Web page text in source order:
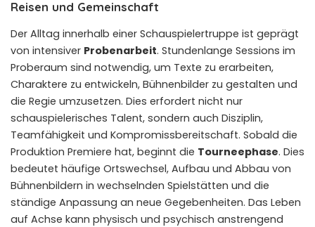
Reisen und Gemeinschaft
Der Alltag innerhalb einer Schauspielertruppe ist geprägt
von intensiver Probenarbeit. Stundenlange Sessions im
Proberaum sind notwendig, um Texte zu erarbeiten,
Charaktere zu entwickeln, Bühnenbilder zu gestalten und
die Regie umzusetzen. Dies erfordert nicht nur
schauspielerisches Talent, sondern auch Disziplin,
Teamfähigkeit und Kompromissbereitschaft. Sobald die
Produktion Premiere hat, beginnt die Tourneephase. Dies
bedeutet häufige Ortswechsel, Aufbau und Abbau von
Bühnenbildern in wechselnden Spielstätten und die
ständige Anpassung an neue Gegebenheiten. Das Leben
auf Achse kann physisch und psychisch anstrengend